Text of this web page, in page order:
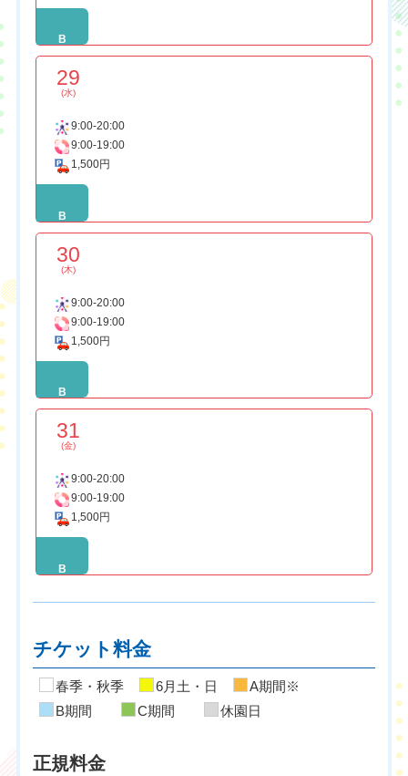
B
29
(水)
9:00-20:00
9:00-19:00
1,500円
B
30
(木)
9:00-20:00
9:00-19:00
1,500円
B
31
(金)
9:00-20:00
9:00-19:00
1,500円
B
チケット料金
春季・秋季 6月土・日
A期間※
B期間
C期間 休園日
正規料金